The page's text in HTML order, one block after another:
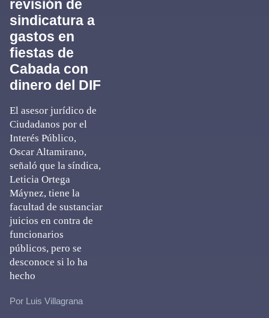
revisión de
sindicatura a
gastos en
fiestas de
Cabada con
dinero del DIF
El asesor jurídico de
Ciudadanos por el
Interés Público,
Oscar Altamirano,
señaló que la síndica,
Leticia Ortega
Máynez, tiene la
facultad de sustanciar
juicios en contra de
funcionarios
públicos, pero se
desconoce si lo ha
hecho
Por Luis Villagrana